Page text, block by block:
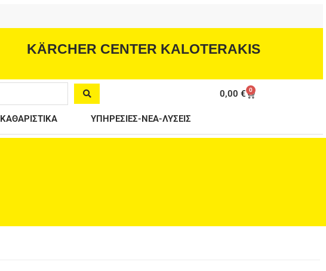
KÄRCHER CENTER KALOTERAKIS
0,00€ 0
Cart
ΚΑΘΑΡΙΣΤΙΚΑ ΥΠΗΡΕΣΙΕΣ-ΝΕΑ-ΛΥΣΕΙΣ